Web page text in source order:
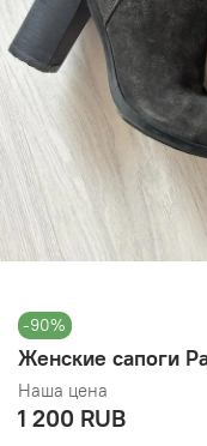
-90%
Женские сапоги
Наша цена
1 200 RUB